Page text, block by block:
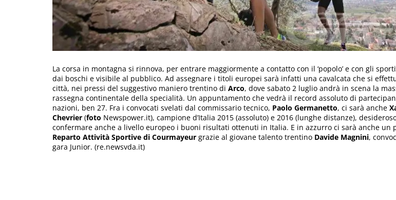
La corsa in montagna si rinnova, per entrare maggiormente a contatto con il ‘popolo’ e con gli
dai boschi e visibile al pubblico. Ad assegnare i titoli europei sarà infatti una cavalcata che si
città, nei pressi del suggestivo maniero trentino di Arco, dove sabato 2 luglio andrà in scena la
rassegna continentale della specialità. Un appuntamento che vedrà il record assoluto di
nazioni, ben 27. Fra i convocati svelati dal commissario tecnico, Paolo Germanetto, ci sarà anche
Chevrier (foto Newspower.it), campione d’Italia 2015 (assoluto) e 2016 (lunghe distanze),
confermare anche a livello europeo i buoni risultati ottenuti in Italia. E in azzurro ci sarà anche un
Reparto Attività Sportive di Courmayeur grazie al giovane talento trentino Davide Magnini,
gara Junior. (re.newsvda.it)